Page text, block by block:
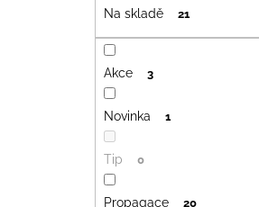
Na skladě 21
Akce 3
Novinka 1
Tip 0
Propagace 20